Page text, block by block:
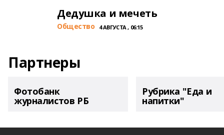
Дедушка и мечеть
Общество 4 АВГУСТА , 06:15
Партнеры
Фотобанк
журналистов РБ
Рубрика "Еда и
напитки"